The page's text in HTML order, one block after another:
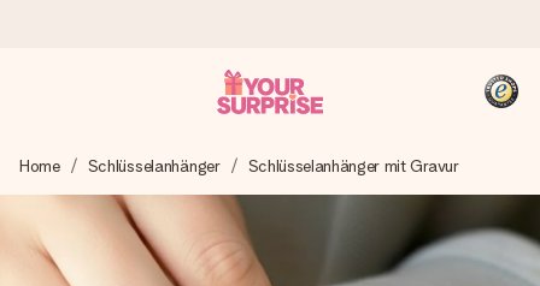
Wir bereiten dein Geschenk sorgfältig vor und schicken es
blitzschnell – damit du es genau zum richtigen Zeitpunkt
überreichen kannst, wenn es am meisten zählt.
Home Schlüsselanhänger Schlüsselanhänger mit Gravur